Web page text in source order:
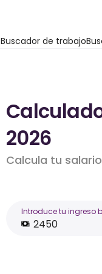
Buscador de trabajo
2026
Calcula tu
Introduce tu ingreso